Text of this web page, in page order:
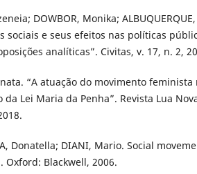
DOWBOR, Monika;
sociais e seus efeitos nas políticas
analíticas”. Civitas, v. 17, n. 2,
“A atuação do movimento
da Lei Maria da Penha”. Revista Lua
Donatella; DIANI, Mario. Social
Oxford: Blackwell, 2006.